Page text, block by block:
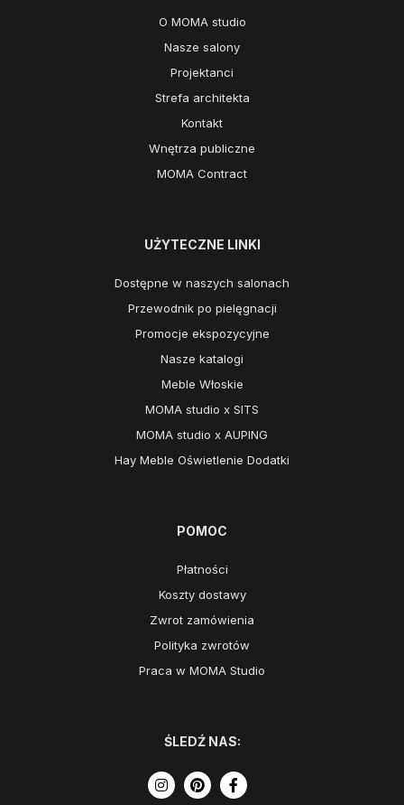
O MOMA studio
Nasze salony
Projektanci
Strefa architekta
Kontakt
Wnętrza publiczne
MOMA Contract
UŻYTECZNE LINKI
Dostępne w naszych salonach
Przewodnik po pielęgnacji
Promocje ekspozycyjne
Nasze katalogi
Meble Włoskie
MOMA studio x SITS
MOMA studio x AUPING
Hay Meble Oświetlenie Dodatki
POMOC
Płatności
Koszty dostawy
Zwrot zamówienia
Polityka zwrotów
Praca w MOMA Studio
ŚLEDŹ NAS: